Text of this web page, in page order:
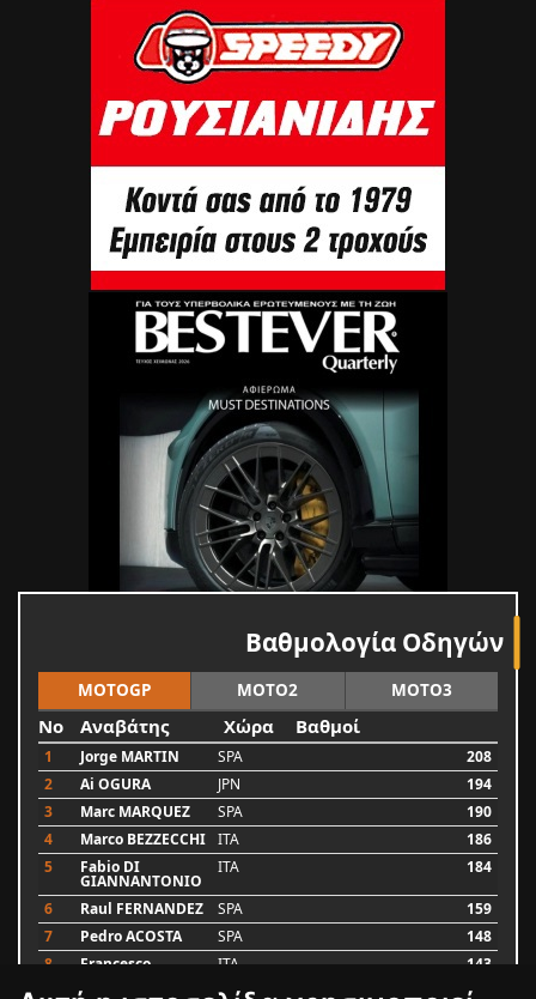
Βαθμολογία Οδηγών
MOTOGP MOTO2 MOTO3
No Αναβάτης Χώρα Βαθμοί
1 Jorge MARTIN SPA
208
2
Ai OGURA JPN
194
3
Marc MARQUEZ SPA
190
4
Marco BEZZECCHI ITA
186
5
Fabio DI
GIANNANTONIO
ITA 184
6 Raul FERNANDEZ SPA
159
7
Pedro ACOSTA SPA
148
8
Francesco ITA 143